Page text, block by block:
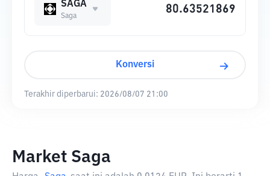
SAGA
Saga
Konversi
Terakhir diperbarui: 2026/08/07 21:00
Market Saga